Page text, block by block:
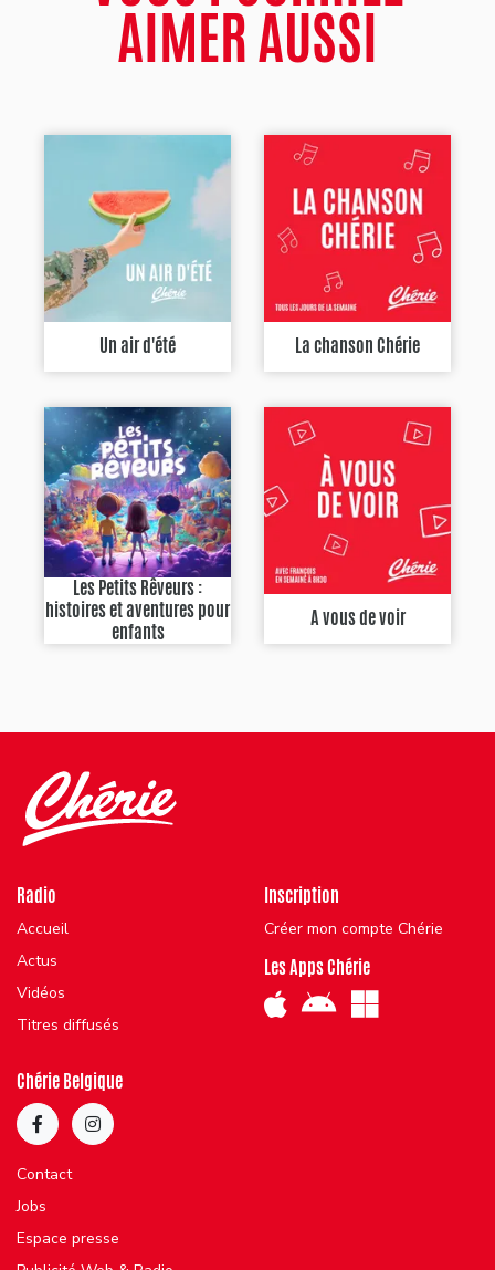
AIMER AUSSI
Un air d'été La chanson Chérie
Les Petits Rêveurs :
histoires et aventures pour
enfants
A vous de voir
Radio
Accueil
Actus
Vidéos
Titres diffusés
Inscription
Créer mon compte Chérie
Les Apps Chérie
Chérie Belgique
Contact
Jobs
Espace presse